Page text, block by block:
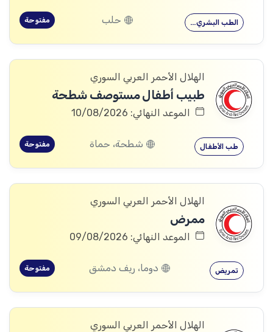
الطب البشري… حلب مفتوحة
الهلال الأحمر العربي السوري
طبيب أطفال مستوصف شطحة
الموعد النهائي: 10/08/2026
طب الأطفال شطحة، حماة مفتوحة
الهلال الأحمر العربي السوري
ممرض
الموعد النهائي: 09/08/2026
تمريض دوما، ريف دمشق مفتوحة
الهلال الأحمر العربي السوري